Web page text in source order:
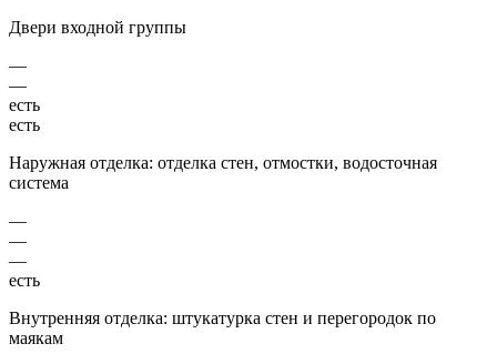
Двери входной группы
—
—
есть
есть
Наружная отделка: отделка стен, отмостки, водосточная
система
—
—
—
есть
Внутренняя отделка: штукатурка стен и перегородок по
маякам